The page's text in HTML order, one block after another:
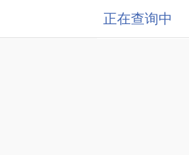
正在查询中